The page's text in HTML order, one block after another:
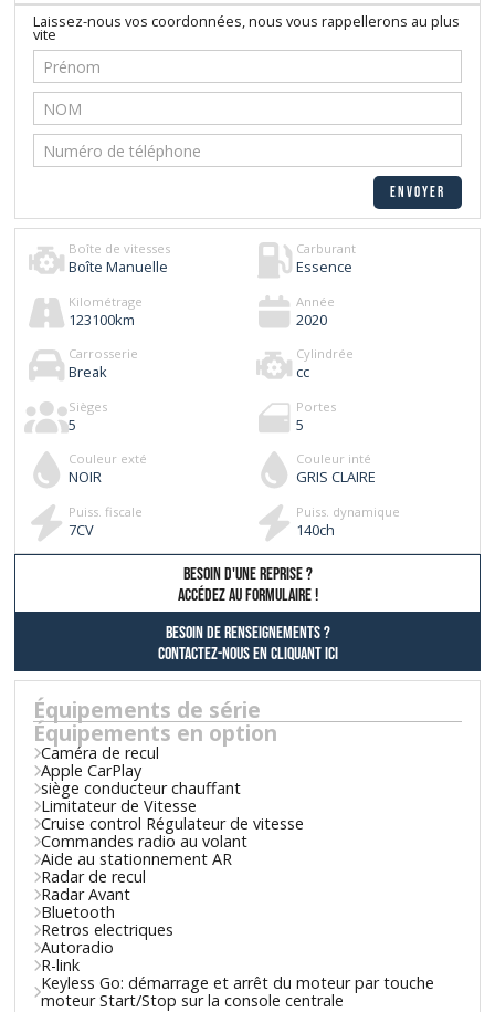
Laissez-nous vos coordonnées, nous vous rappellerons au plus
vite
Boîte de vitesses
Boîte Manuelle
Carburant
Essence
Kilométrage
123100km
Année
2020
Carrosserie
Break
Cylindrée
cc
Sièges
5
Portes
5
Couleur exté
NOIR
Couleur inté
GRIS CLAIRE
Puiss. fiscale
7CV
Puiss. dynamique
140ch
besoin d'une reprise ?
AccÉdez au formulaire !
Besoin de renseignements ?
contactez-nous en cliquant ici
Équipements de série
Équipements en option
Caméra de recul
Apple CarPlay
siège conducteur chauffant
Limitateur de Vitesse
Cruise control Régulateur de vitesse
Commandes radio au volant
Aide au stationnement AR
Radar de recul
Radar Avant
Bluetooth
Retros electriques
Autoradio
R-link
Keyless Go: démarrage et arrêt du moteur par touche
moteur Start/Stop sur la console centrale